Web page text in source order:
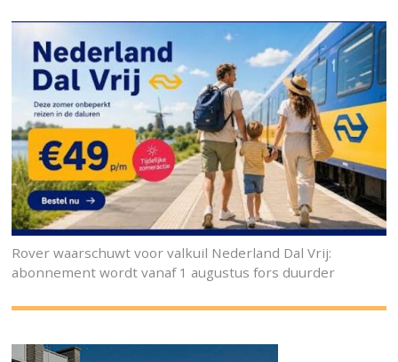
Rover waarschuwt voor valkuil Nederland Dal Vrij:
abonnement wordt vanaf 1 augustus fors duurder